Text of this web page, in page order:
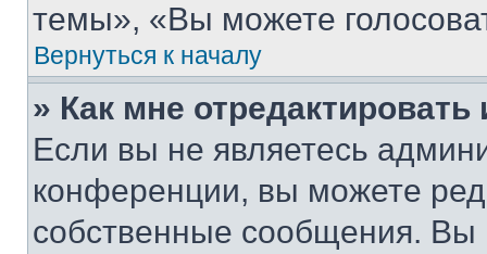
темы», «Вы можете
Вернуться к началу
» Как мне
Если вы не являетесь
конференции, вы можете
собственные сообщения. Вы